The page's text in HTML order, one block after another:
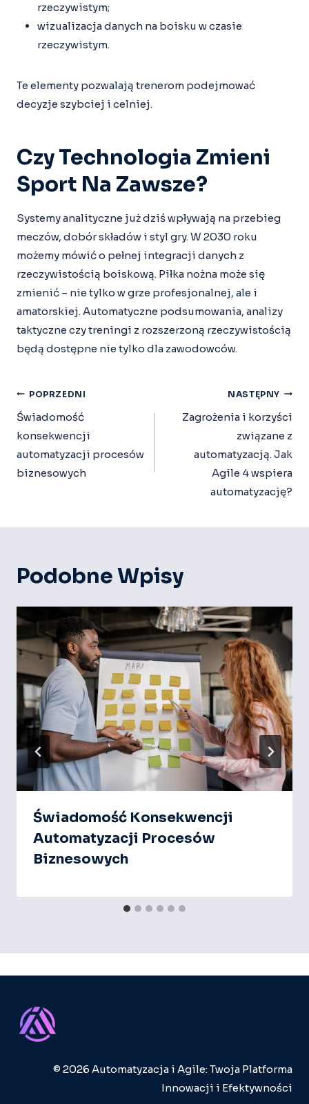
rzeczywistym;
wizualizacja danych na boisku w czasie
rzeczywistym.
Te elementy pozwalają trenerom podejmować
decyzje szybciej i celniej.
Czy Technologia Zmieni
Sport Na Zawsze?
Systemy analityczne już dziś wpływają na przebieg
meczów, dobór składów i styl gry. W 2030 roku
możemy mówić o pełnej integracji danych z
rzeczywistością boiskową. Piłka nożna może się
zmienić – nie tylko w grze profesjonalnej, ale i
amatorskiej. Automatyczne podsumowania, analizy
taktyczne czy treningi z rozszerzoną rzeczywistością
będą dostępne nie tylko dla zawodowców.
Nawigacja
Wpisu
POPRZEDNI
Świadomość
konsekwencji
automatyzacji procesów
biznesowych
NASTĘPNY
Zagrożenia i korzyści
związane z
automatyzacją. Jak
Agile 4 wspiera
automatyzację?
Podobne Wpisy
Świadomość Konsekwencji
Automatyzacji Procesów
Biznesowych
© 2026 Automatyzacja i Agile: Twoja Platforma
Innowacji i Efektywności